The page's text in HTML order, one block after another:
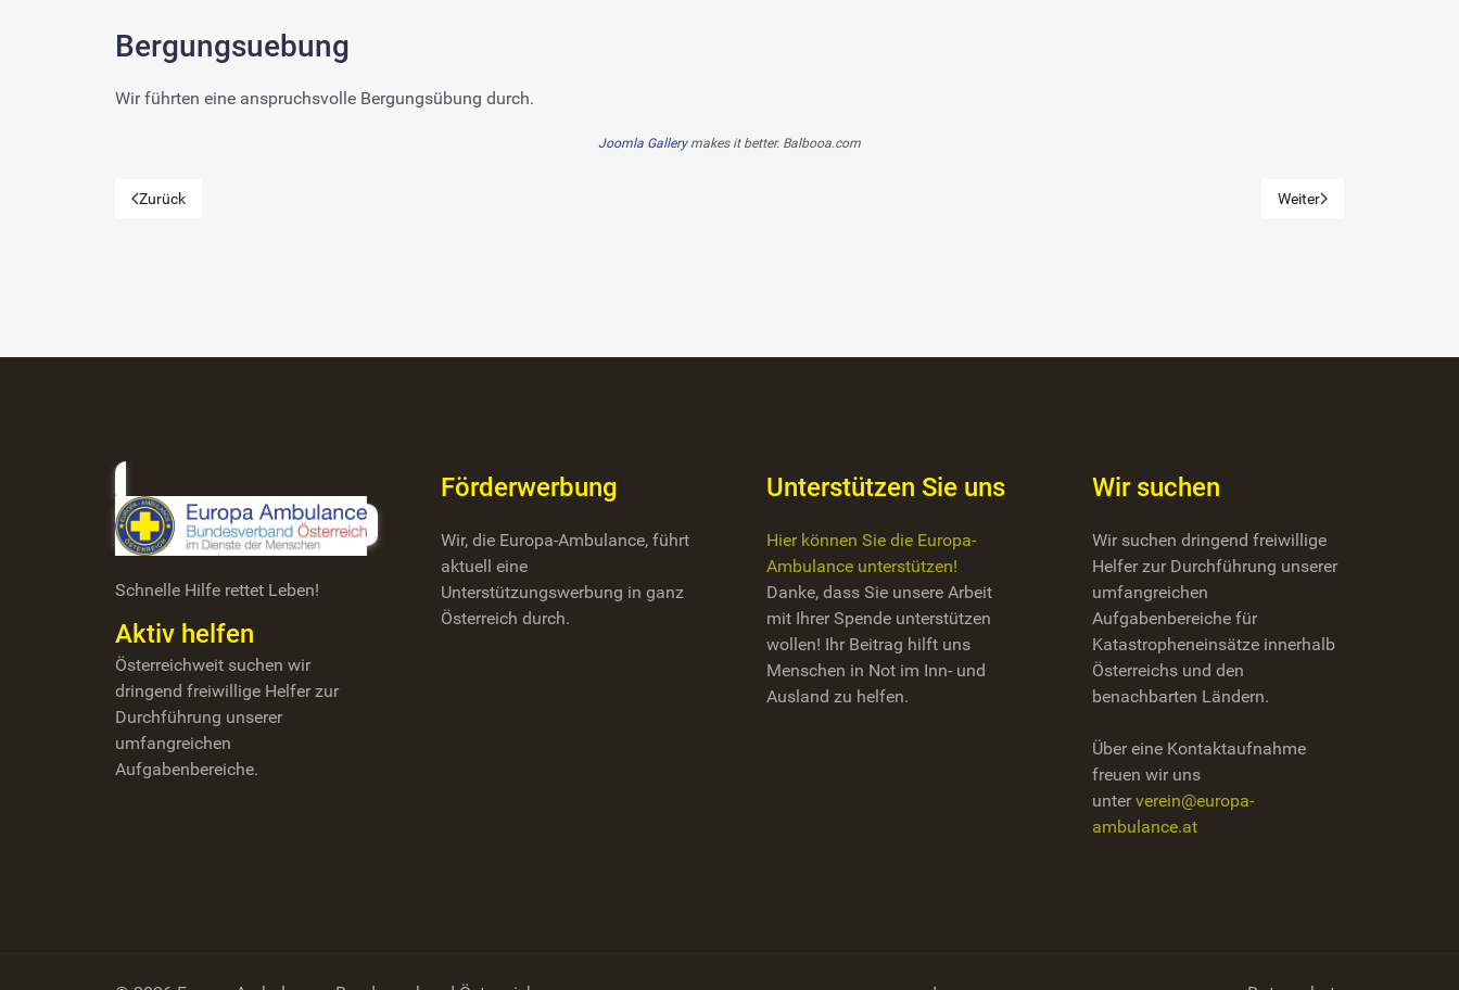
Bergungsuebung
Wir führten eine anspruchsvolle Bergungsübung durch.
Joomla Gallerymakes it better. Balbooa.com
Vorheriger Beitrag: Übung in Gaishorn am See
Zurück Nächster Beitrag:
Weiter
Schnelle Hilfe rettet Leben!
Aktiv helfen
Österreichweit suchen wir
dringend freiwillige Helfer zur
Durchführung unserer
umfangreichen
Aufgabenbereiche.
Förderwerbung
Wir, die Europa-Ambulance, führt
aktuell eine
Unterstützungswerbung in ganz
Österreich durch.
Unterstützen Sie uns
Hier können Sie die Europa-
Ambulance unterstützen!
Danke, dass Sie unsere Arbeit
mit Ihrer Spende unterstützen
wollen! Ihr Beitrag hilft uns
Menschen in Not im Inn- und
Ausland zu helfen.
Wir suchen
Wir suchen dringend freiwillige
Helfer zur Durchführung unserer
umfangreichen
Aufgabenbereiche für
Katastropheneinsätze innerhalb
Österreichs und den
benachbarten Ländern.
Über eine Kontaktaufnahme
freuen wir uns
unterverein@europa-
ambulance.at